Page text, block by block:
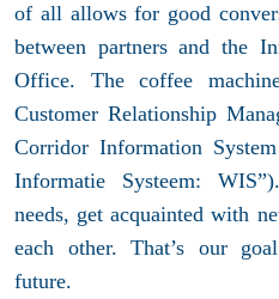
of all allows for good
between partners and the
Office. The coffee
Customer Relationship
Corridor Information
Informatie Systeem:
needs, get acquainted with
each other. That’s our
future.